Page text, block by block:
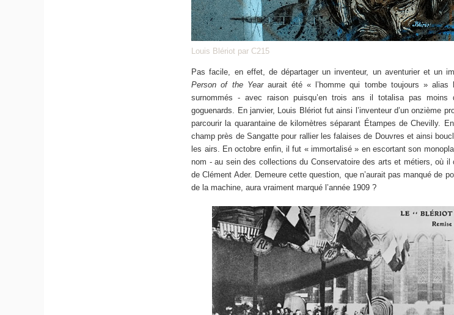
Louis Blériot par C215
Pas facile, en effet, de départager un inventeur, un aventurier et un
Person of the Yearaurait été « l’homme qui tombe toujours »
surnommés - avec raison puisqu’en trois ans il totalisa pas moins
goguenards. En janvier, Louis Blériot fut ainsi l’inventeur d’un onzième
parcourir la quarantaine de kilomètres séparant Étampes de Chevilly.
champ près de Sangatte pour rallier les falaises de Douvres et ainsi
les airs. En octobre enfin, il fut « immortalisé » en escortant son
nom - au sein des collections du Conservatoire des arts et métiers, où il
de Clément Ader. Demeure cette question, que n’aurait pas manqué de
de la machine, aura vraiment marqué l’année 1909 ?